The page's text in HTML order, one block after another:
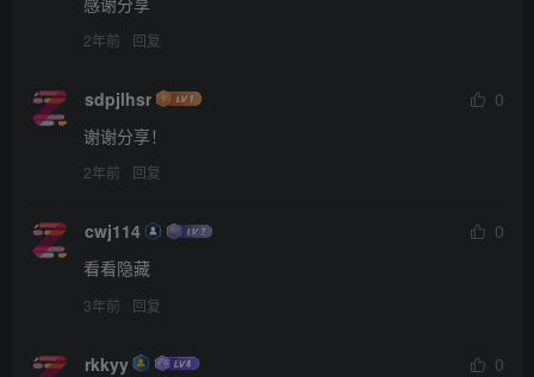
2年前 回复
sdpjlhsr
0
谢谢分享！
2年前 回复
cwj114
0
看看隐藏
3年前 回复
rkkyy
0